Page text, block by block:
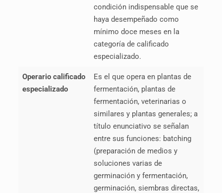
condición indispensable que se
haya desempeñado como
mínimo doce meses en la
categoría de calificado
especializado.
Operario calificado
especializado
Es el que opera en plantas de
fermentación, plantas de
fermentación, veterinarias o
similares y plantas generales; a
título enunciativo se señalan
entre sus funciones: batching
(preparación de medios y
soluciones varias de
germinación y fermentación,
germinación, siembras directas,